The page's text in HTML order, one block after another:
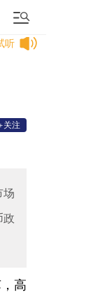
听
关注
场
政
高